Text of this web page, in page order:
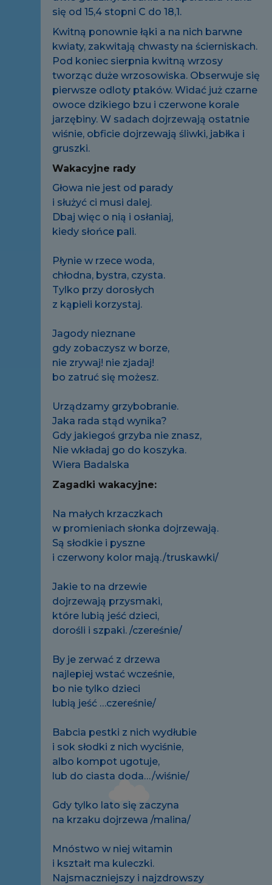
się od 15,4 stopni C do 18,1.
Kwitną ponownie łąki a na nich barwne
kwiaty, zakwitają chwasty na ścierniskach.
Pod koniec sierpnia kwitną wrzosy
tworząc duże wrzosowiska. Obserwuje się
pierwsze odloty ptaków. Widać już czarne
owoce dzikiego bzu i czerwone korale
jarzębiny. W sadach dojrzewają ostatnie
wiśnie, obficie dojrzewają śliwki, jabłka i
gruszki.
Wakacyjne rady
Głowa nie jest od parady
i służyć ci musi dalej.
Dbaj więc o nią i osłaniaj,
kiedy słońce pali.
Płynie w rzece woda,
chłodna, bystra, czysta.
Tylko przy dorosłych
z kąpieli korzystaj.
Jagody nieznane
gdy zobaczysz w borze,
nie zrywaj! nie zjadaj!
bo zatruć się możesz.
Urządzamy grzybobranie.
Jaka rada stąd wynika?
Gdy jakiegoś grzyba nie znasz,
Nie wkładaj go do koszyka.
Wiera Badalska
Zagadki wakacyjne:
Na małych krzaczkach
w promieniach słonka dojrzewają.
Są słodkie i pyszne
i czerwony kolor mają./truskawki/
Jakie to na drzewie
dojrzewają przysmaki,
które lubią jeść dzieci,
dorośli i szpaki. /czereśnie/
By je zerwać z drzewa
najlepiej wstać wcześnie,
bo nie tylko dzieci
lubią jeść …czereśnie/
Babcia pestki z nich wydłubie
i sok słodki z nich wyciśnie,
albo kompot ugotuje,
lub do ciasta doda…/wiśnie/
Gdy tylko lato się zaczyna
na krzaku dojrzewa /malina/
Mnóstwo w niej witamin
i kształt ma kuleczki.
Najsmaczniejszy i najzdrowszy